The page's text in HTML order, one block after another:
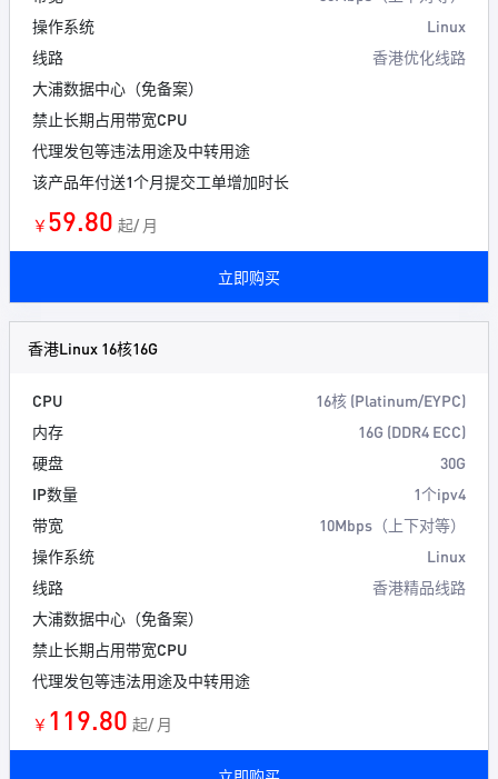
操作系统
Linux
线路
香港优化线路
大浦数据中心（免备案）
禁止长期占用带宽CPU
代理发包等违法用途及中转用途
该产品年付送1个月提交工单增加时长
￥ 59.80 起/ 月
立即购买
香港Linux 16核16G
CPU
16核 (Platinum/EYPC)
内存
16G (DDR4 ECC)
硬盘
30G
IP数量
1个ipv4
带宽
10Mbps（上下对等）
操作系统
Linux
线路
香港精品线路
大浦数据中心（免备案）
禁止长期占用带宽CPU
代理发包等违法用途及中转用途
￥ 119.80 起/ 月